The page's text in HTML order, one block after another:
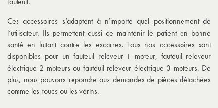
Ces accessoires s’adaptent à n’importe quel positionnement de
l’utilisateur. Ils permettent aussi de maintenir le patient en bonne
santé en luttant contre les escarres. Tous nos accessoires sont
disponibles pour un fauteuil releveur 1 moteur,fauteuil releveur
électrique 2 moteurs ou fauteuil releveur électrique 3 moteurs. De
plus, nous pouvons répondre aux demandes de pièces détachées
comme les roues ou les vérins.